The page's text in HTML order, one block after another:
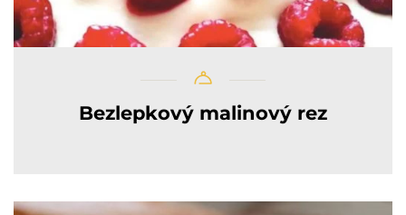
Bezlepkový malinový rez